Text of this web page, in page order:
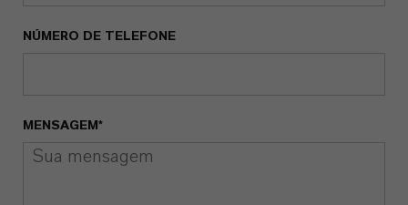
NÚMERO DE TELEFONE
MENSAGEM*